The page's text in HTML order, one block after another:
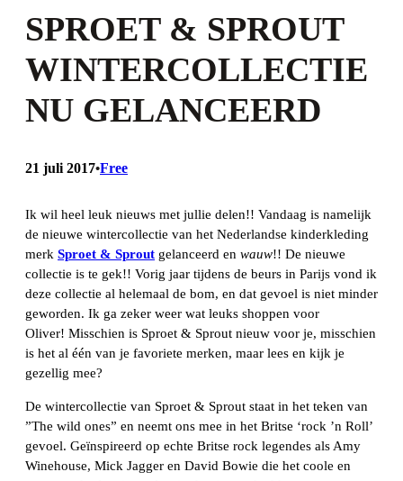
SPROET & SPROUT
WINTERCOLLECTIE
NU GELANCEERD
21 juli 2017•Free
Ik wil heel leuk nieuws met jullie delen!! Vandaag is namelijk
de nieuwe wintercollectie van het Nederlandse kinderkleding
merk Sproet & Sprout gelanceerd en wauw!! De nieuwe
collectie is te gek!! Vorig jaar tijdens de beurs in Parijs vond ik
deze collectie al helemaal de bom, en dat gevoel is niet minder
geworden. Ik ga zeker weer wat leuks shoppen voor
Oliver! Misschien is Sproet & Sprout nieuw voor je, misschien
is het al één van je favoriete merken, maar lees en kijk je
gezellig mee?
De wintercollectie van Sproet & Sprout staat in het teken van
”The wild ones” en neemt ons mee in het Britse ‘rock ’n Roll’
gevoel. Geïnspireerd op echte Britse rock legendes als Amy
Winehouse, Mick Jagger en David Bowie die het coole en